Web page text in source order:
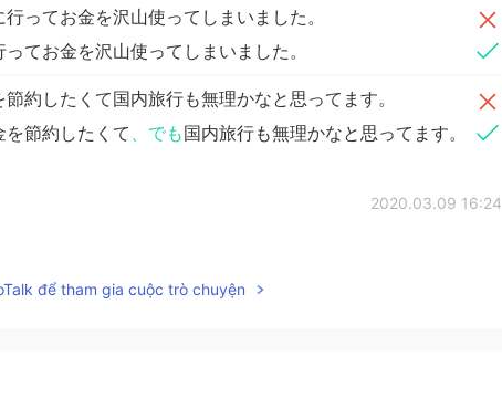
ってお金を沢山使ってしまいました。
てお金を沢山使ってしまいました。
約したくて国内旅行も無理かなと思ってます。
を節約したくて 、でも国内旅行も無理かなと思ってます。
2020.03.09 16:24
để tham gia cuộc trò chuyện